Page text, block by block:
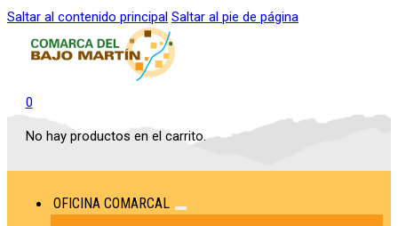
Saltar al contenido principal Saltar al pie de página
0
No hay productos en el carrito.
OFICINA COMARCAL